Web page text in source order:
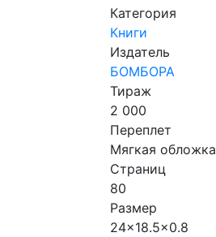
Категория
Книги
Издатель
БОМБОРА
Тираж
2 000
Переплет
Мягкая обложка
Страниц
80
Размер
24x18.5x0.8